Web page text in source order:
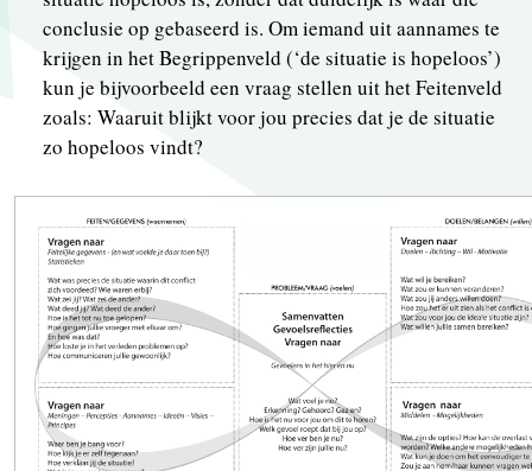
conclusie op gebaseerd is. Om iemand uit aannames te
krijgen in het Begrippenveld (‘de situatie is hopeloos’)
kun je bijvoorbeeld een vraag stellen uit het Feitenveld
zoals: Waaruit blijkt voor jou precies dat je de situatie
zo hopeloos vindt?